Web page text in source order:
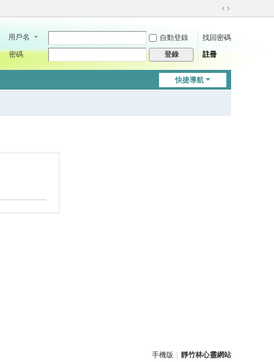
切
到
用戶名 自動登錄
找回密碼
密碼
登錄 註冊
快捷導航
手機版 靜竹林心靈網站